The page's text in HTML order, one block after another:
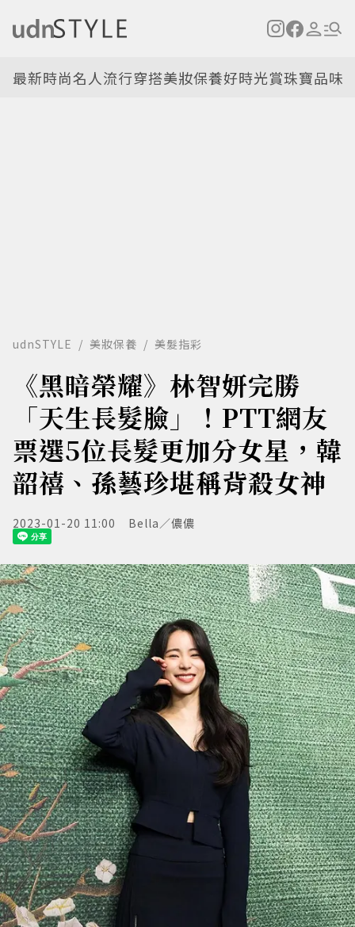
最新時尚名人流行穿搭美妝保養好時光賞珠寶品味
udnSTYLE 美妝保養 美髮指彩
《黑暗榮耀》林智妍完勝
「天生長髮臉」！PTT網友
票選5位長髮更加分女星，韓
韶禧、孫藝珍堪稱背殺女神
2023-01-20 11:00 Bella／儂儂